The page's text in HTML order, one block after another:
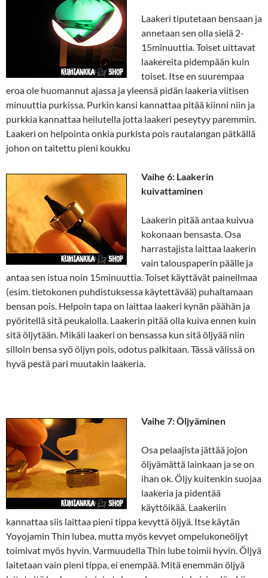
Laakeri tiputetaan bensaan ja
annetaan sen olla sielä 2-
15minuuttia. Toiset uittavat
laakereita pidempään kuin
toiset. Itse en suurempaa
eroa ole huomannut ajassa ja yleensä pidän laakeria viitisen
minuuttia purkissa. Purkin kansi kannattaa pitää kiinni niin ja
purkkia kannattaa heilutella jotta laakeri peseytyy paremmin.
Laakeri on helpointa onkia purkista pois rautalangan pätkällä
johon on taitettu pieni koukku
Vaihe 6: Laakerin
kuivattaminen
Laakerin pitää antaa kuivua
kokonaan bensasta. Osa
harrastajista laittaa laakerin
vain talouspaperin päälle ja
antaa sen istua noin 15minuuttia. Toiset käyttävät paineilmaa
(esim. tietokonen puhdistuksessa käytettävää) puhaltamaan
bensan pois. Helpoin tapa on laittaa laakeri kynän päähän ja
pyöritellä sitä peukalolla. Laakerin pitää olla kuiva ennen kuin
sitä öljytään. Mikäli laakeri on bensassa kun sitä öljyää niin
silloin bensa syö öljyn pois, odotus palkitaan. Tässä välissä on
hyvä pestä pari muutakin laakeria.
Vaihe 7: Öljyäminen
Osa pelaajista jättää jojon
öljyämättä lainkaan ja se on
ihan ok. Öljy kuitenkin suojaa
laakeria ja pidentää
käyttöikää. Laakeriin
kannattaa siis laittaa pieni tippa kevyttä öljyä. Itse käytän
Yoyojamin Thin lubea, mutta myös kevyet ompelukoneöljyt
toimivat myös hyvin. Varmuudella Thin lube toimii hyvin. Öljyä
laitetaan vain pieni tippa, ei enempää. Mitä enemmän öljyä